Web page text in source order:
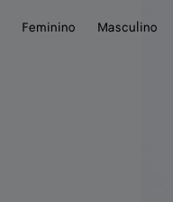
Feminino Masculino